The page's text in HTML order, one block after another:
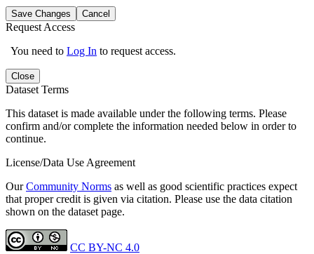
Save Changes Cancel
Request Access
You need to Log In to request access.
Close
Dataset Terms
This dataset is made available under the following terms. Please
confirm and/or complete the information needed below in order to
continue.
License/Data Use Agreement
OurCommunity Norms as well as good scientific practices expect
that proper credit is given via citation. Please use the data citation
shown on the dataset page.
CC BY-NC 4.0